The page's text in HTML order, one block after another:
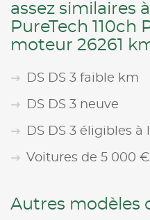
assez similaires
PureTech 110ch
moteur 26261
DS DS 3 faible km
DS DS 3 neuve
DS DS 3 éligibles
Voitures de 5 000
Autres modèles